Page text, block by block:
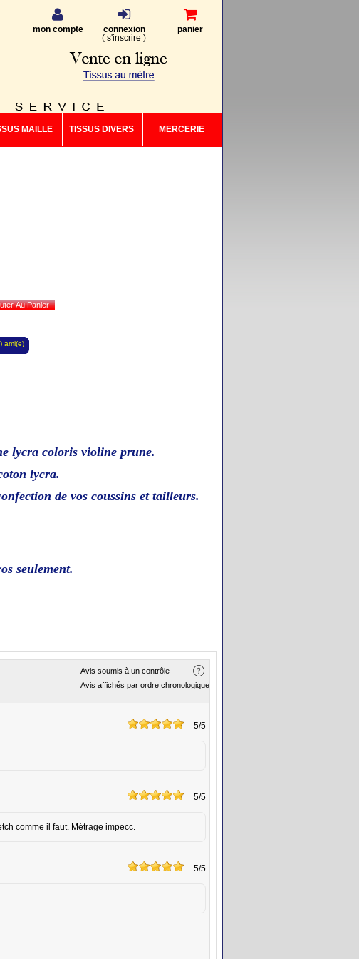
mon compte
connexion
( s'inscrire )
panier
MAILLE TISSUS DIVERS MERCERIE
ami(e)
lycra coloris violine prune.
lycra.
de vos coussins et tailleurs.
seulement.
Avis soumis à un contrôle
Avis affichés par ordre chronologique
5/5
5/5
comme il faut. Métrage impecc.
5/5